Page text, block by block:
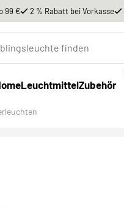
99 € 2 % Rabatt bei Vorkasse
LeuchtmittelZubehör